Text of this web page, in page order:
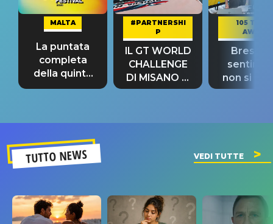
MALTA
La puntata
completa
della quinta
tappa
#PARTNERSHI
P
IL GT WORLD
CHALLENGE
DI MISANO si
riconferma
105 TAKE
AWAY
Bresh:
non si
fino alla
TUTTO NEWS VEDI TUTTE